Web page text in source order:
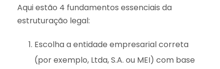
Aqui estão 4 fundamentos essenciais da
estruturação legal:
Escolha a entidade empresarial correta
(por exemplo, Ltda, S.A. ou MEI) com base